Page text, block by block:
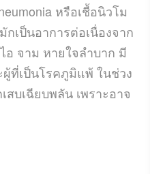
หรือเชื้อนิวโม
เป็นอาการต่อเนื่องจาก
จาม หายใจลำบาก มี
ที่เป็นโรคภูมิแพ้ ในช่วง
บเฉียบพลัน เพราะอาจ